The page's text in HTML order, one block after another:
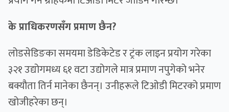
के प्राधिकरणसँग प्रमाण छैन?
लोडसेडिङका समयमा डेडिकेटेड र ट्रंक लाइन प्रयोग गरेका
३२१ उद्योगमध्य ६१ वटा उद्योगले मात्र प्रमाण नपुगेको भनेर
बक्यौता तिर्न मानेका छैनन्। उनीहरूले टिओडी मिटरको प्रमाण
खोजीहरेका छन्।